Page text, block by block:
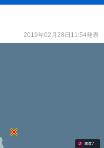
2019年02月28日11:54発表